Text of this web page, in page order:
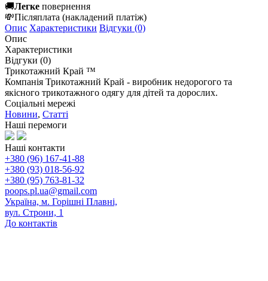
🚚Легке повернення
💸Післяплата (накладений платіж)
Опис Характеристики Відгуки (0)
Опис
Характеристики
Відгуки (0)
Трикотажний Край ™
Компанія Трикотажний Край - виробник недорогого та
якісного трикотажного одягу для дітей та дорослих.
Соціальні мережі
Новини, Статті
Наші перемоги
Наші контакти
+380 (96) 167-41-88
+380 (93) 018-56-92
+380 (95) 763-81-32
poops.pl.ua@gmail.com
Україна, м. Горішні Плавні,
вул. Строни, 1
До контактів